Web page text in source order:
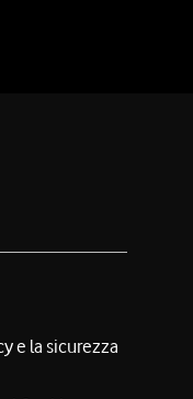
e la sicurezza